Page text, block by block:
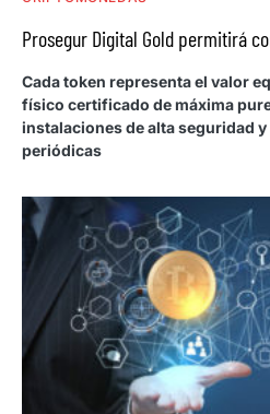
Prosegur Digital Gold permitirá
Cada token representa el valor
físico certificado de máxima
instalaciones de alta seguridad
periódicas